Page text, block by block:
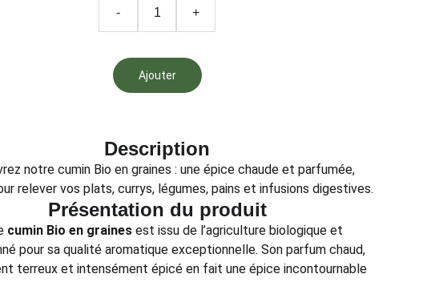
- +
Ajouter
Description
notre cumin Bio en graines : une épice chaude et parfumée,
relever vos plats, currys, légumes, pains et infusions digestives.
Présentation du produit
cumin Bio en graines est issu de l’agriculture biologique et
pour sa qualité aromatique exceptionnelle. Son parfum chaud,
terreux et intensément épicé en fait une épice incontournable